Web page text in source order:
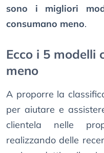
sono i migliori
consumano meno.
Ecco i 5 modelli
meno
A proporre la
per aiutare e
clientela nelle
realizzando delle